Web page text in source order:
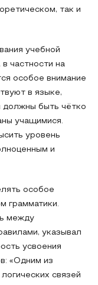
так и
учебной
частности на
особое внимание
в языке,
должны быть чётко
учащимися.
уровень
и
особое
грамматики.
между
указывал
усвоения
«Одним из
связей